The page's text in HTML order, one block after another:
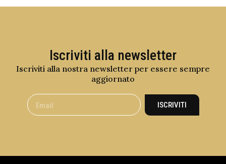
Iscriviti alla newsletter
Iscriviti alla nostra newsletter per essere sempre
aggiornato
ISCRIVITI